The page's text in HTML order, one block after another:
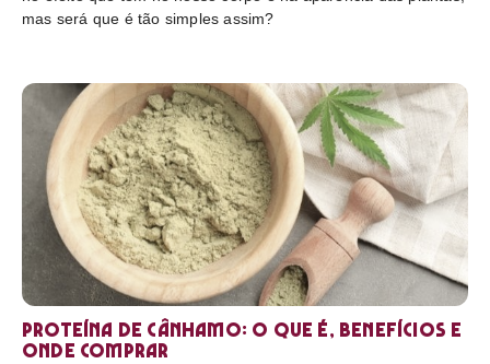
mas será que é tão simples assim?
Proteína de cânhamo: o que é, benefícios e
onde comprar